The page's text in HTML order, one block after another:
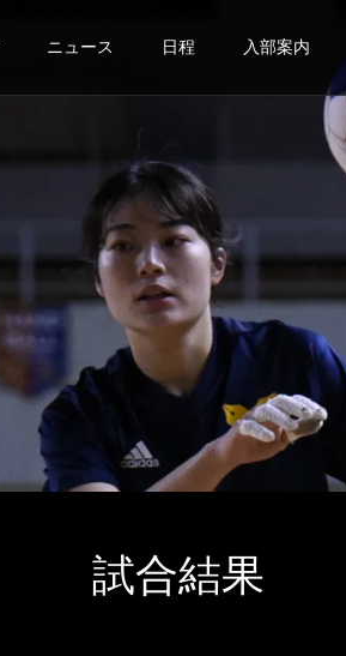
ニュース 日程 入部案内
試合結果